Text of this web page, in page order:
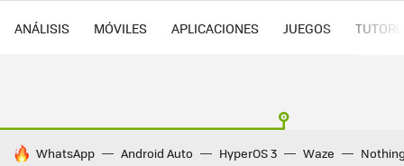
ANÁLISIS MÓVILES APLICACIONES JUEGOS
HOY SE HABLA DE
WhatsApp Android Auto HyperOS 3 Waze